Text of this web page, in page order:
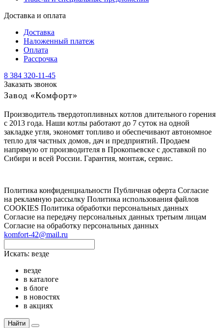
Доставка и оплата
Доставка
Наложенный платеж
Оплата
Рассрочка
8 384 320-11-45
Заказать звонок
Завод «Комфорт»
Производитель твердотопливных котлов длительного горения
с 2013 года. Наши котлы работают до 7 суток на одной
закладке угля, экономят топливо и обеспечивают автономное
тепло для частных домов, дач и предприятий. Продаем
напрямую от производителя в Прокопьевске с доставкой по
Сибири и всей России. Гарантия, монтаж, сервис.
Политика конфиденциальности Публичная оферта Согласие
на рекламную рассылку Политика использования файлов
COOKIES Политика обработки персональных данных
Согласие на передачу персональных данных третьим лицам
Согласие на обработку персональных данных
komfort-42@mail.ru
Искать: везде
везде
в каталоге
в блоге
в новостях
в акциях
Найти